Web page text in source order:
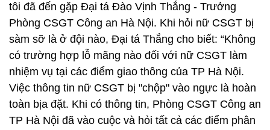
tôi đã đến gặp Đại tá Đào Vịnh Thắng - Trưởng
Phòng CSGT Công an Hà Nội. Khi hỏi nữ CSGT bị
sàm sỡ là ở đội nào, Đại tá Thắng cho biết: “Không
có trường hợp lỗ mãng nào đối với nữ CSGT làm
nhiệm vụ tại các điểm giao thông của TP Hà Nội.
Việc thông tin nữ CSGT bị "chộp" vào ngực là hoàn
toàn bịa đặt. Khi có thông tin, Phòng CSGT Công an
TP Hà Nội đã vào cuộc và hỏi tất cả các điểm phân